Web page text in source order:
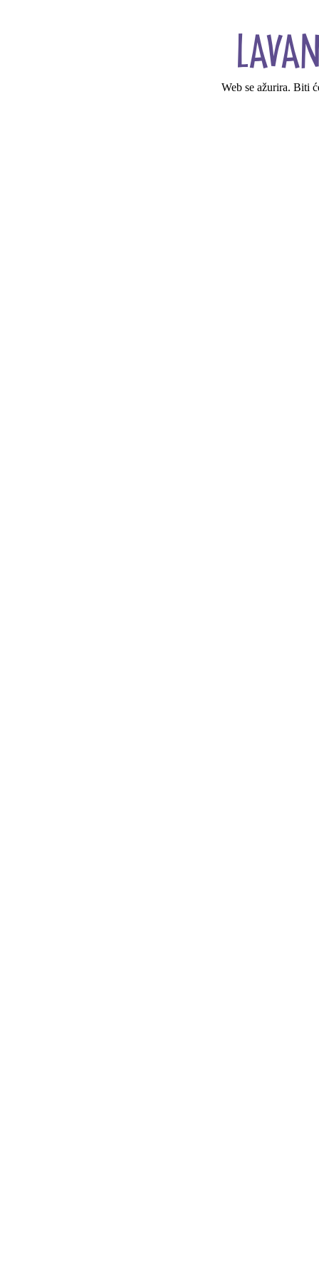
Web se ažurira. Biti